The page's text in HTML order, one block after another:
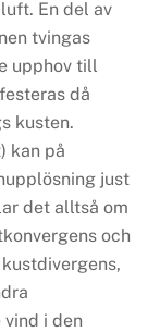
En del av
tvingas
upphov till
då
kusten.
kan på
just
det alltså om
och
i den